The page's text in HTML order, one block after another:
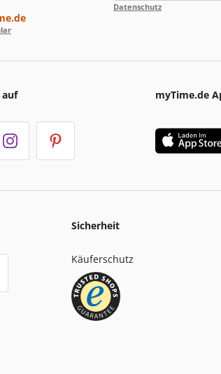
Datenschutz
auf myTime.de
Sicherheit
Käuferschutz